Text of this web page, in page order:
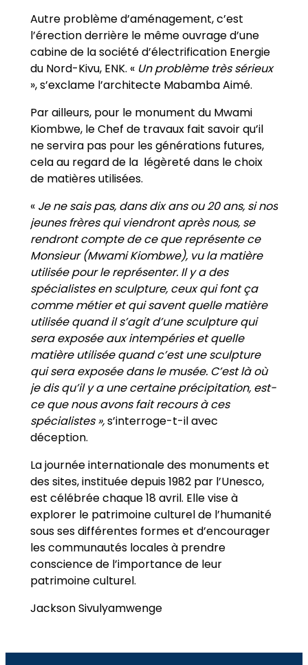
Autre problème d’aménagement, c’est
l’érection derrière le même ouvrage d’une
cabine de la société d’électrification Energie
du Nord-Kivu, ENK. « Un problème très sérieux
», s’exclame l’architecte Mabamba Aimé.
Par ailleurs, pour le monument du Mwami
Kiombwe, le Chef de travaux fait savoir qu’il
ne servira pas pour les générations futures,
cela au regard de la légèreté dans le choix
de matières utilisées.
« Je ne sais pas, dans dix ans ou 20 ans, si nos
jeunes frères qui viendront après nous, se
rendront compte de ce que représente ce
Monsieur (Mwami Kiombwe), vu la matière
utilisée pour le représenter. Il y a des
spécialistes en sculpture, ceux qui font ça
comme métier et qui savent quelle matière
utilisée quand il s’agit d’une sculpture qui
sera exposée aux intempéries et quelle
matière utilisée quand c’est une sculpture
qui sera exposée dans le musée. C’est là où
je dis qu’il y a une certaine précipitation, est-
ce que nous avons fait recours à ces
spécialistes »,s’interroge-t-il avec
déception.
La journée internationale des monuments et
des sites, instituée depuis 1982 par l’Unesco,
est célébrée chaque 18 avril. Elle vise à
explorer le patrimoine culturel de l’humanité
sous ses différentes formes et d’encourager
les communautés locales à prendre
conscience de l’importance de leur
patrimoine culturel.
Jackson Sivulyamwenge